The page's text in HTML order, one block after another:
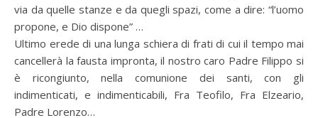
via da quelle stanze e da quegli spazi, come a dire: “l’uomo
propone, e Dio dispone” …
Ultimo erede di una lunga schiera di frati di cui il tempo mai
cancellerà la fausta impronta, il nostro caro Padre Filippo si
è ricongiunto, nella comunione dei santi, con gli
indimenticati, e indimenticabili, Fra Teofilo, Fra Elzeario,
Padre Lorenzo…